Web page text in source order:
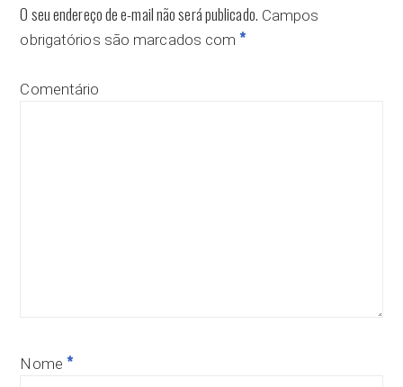
O seu endereço de e-mail não será publicado. Campos
obrigatórios são marcados com *
Comentário
Nome *